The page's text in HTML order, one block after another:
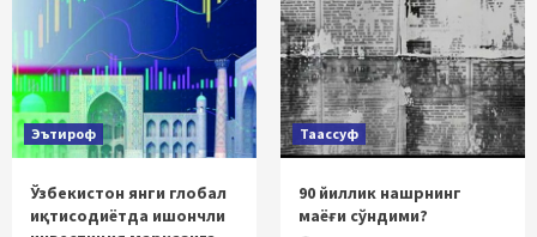
Эътироф
Ўзбекистон янги глобал
иқтисодиётда ишончли
Таассуф
90 йиллик нашрнинг
маёғи сўндими?